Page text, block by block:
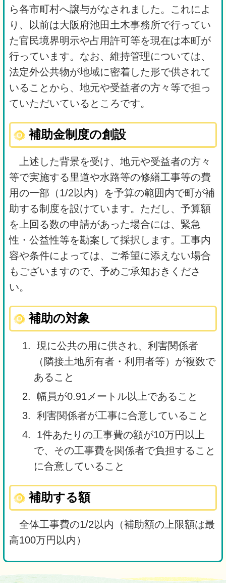
ら各市町村へ譲与がなされました。これによ
り、以前は大阪府池田土木事務所で行ってい
た官民境界明示や占用許可等を現在は本町が
行っています。なお、維持管理については、
法定外公共物が地域に密着した形で供されて
いることから、地元や受益者の方々等で担っ
ていただいているところです。
補助金制度の創設
上述した背景を受け、地元や受益者の方々
等で実施する里道や水路等の修繕工事等の費
用の一部（1/2以内）を予算の範囲内で町が補
助する制度を設けています。ただし、予算額
を上回る数の申請があった場合には、緊急
性・公益性等を勘案して採択します。工事内
容や条件によっては、ご希望に添えない場合
もございますので、予めご承知おきくださ
い。
補助の対象
現に公共の用に供され、利害関係者
（隣接土地所有者・利用者等）が複数で
あること
幅員が0.91メートル以上であること
利害関係者が工事に合意していること
1件あたりの工事費の額が10万円以上
で、その工事費を関係者で負担すること
に合意していること
補助する額
全体工事費の1/2以内（補助額の上限額は最
高100万円以内）